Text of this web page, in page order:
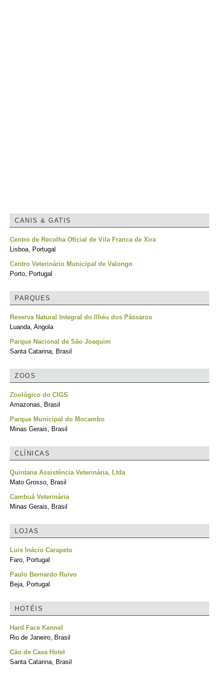
CANIS & GATIS
Centro de Recolha Oficial de Vila Franca de Xira
Lisboa, Portugal
Centro Veterinário Municipal de Valongo
Porto, Portugal
PARQUES
Reserva Natural Integral do Ilhéu dos Pássaros
Luanda, Angola
Parque Nacional de São Joaquim
Santa Catarina, Brasil
ZOOS
Zoológico do CIGS
Amazonas, Brasil
Parque Municipal do Mocambo
Minas Gerais, Brasil
CLÍNICAS
Quintana Assistência Veterinária, Ltda
Mato Grosso, Brasil
Cambuá Veterinária
Minas Gerais, Brasil
LOJAS
Luis Inácio Carapeto
Faro, Portugal
Paulo Bernardo Ruivo
Beja, Portugal
HOTÉIS
Hard Face Kennel
Rio de Janeiro, Brasil
Cão de Casa Hotel
Santa Catarina, Brasil